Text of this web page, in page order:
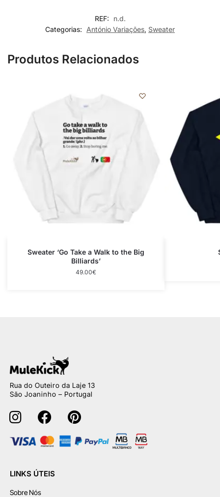
REF:
n.d.
Categorias:
António Variações, Sweater
Produtos Relacionados
Sweater ‘Go Take a Walk to the Big
Billiards’
49.00€
Rua do Outeiro da Laje 13
São Joaninho – Portugal
LINKS ÚTEIS
Sobre Nós